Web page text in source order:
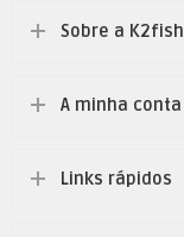
Sobre a K2fish
A minha conta
Links rápidos